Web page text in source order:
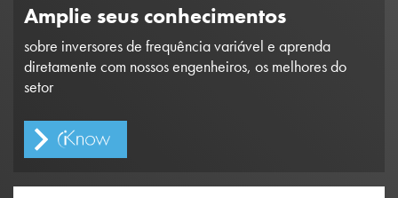
Amplie seus conhecimentos
sobre inversores de frequência variável e aprenda
diretamente com nossos engenheiros, os melhores do
setor